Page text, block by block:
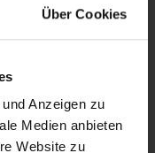
Über Cookies
Anzeigen zu
Medien anbieten
Website zu